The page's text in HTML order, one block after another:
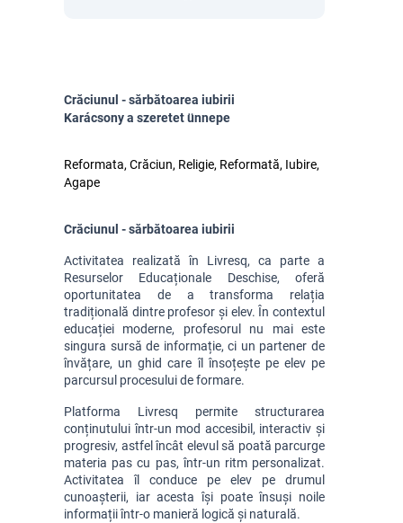
Crăciunul - sărbătoarea iubirii
Karácsony a szeretet ünnepe
Reformata, Crăciun, Religie, Reformată, Iubire,
Agape
Crăciunul - sărbătoarea iubirii
Activitatea realizată în Livresq, ca parte a
Resurselor Educaționale Deschise, oferă
oportunitatea de a transforma relația
tradițională dintre profesor și elev. În contextul
educației moderne, profesorul nu mai este
singura sursă de informație, ci un partener de
învățare, un ghid care îl însoțește pe elev pe
parcursul procesului de formare.
Platforma Livresq permite structurarea
conținutului într-un mod accesibil, interactiv și
progresiv, astfel încât elevul să poată parcurge
materia pas cu pas, într-un ritm personalizat.
Activitatea îl conduce pe elev pe drumul
cunoașterii, iar acesta își poate însuși noile
informații într-o manieră logică și naturală.